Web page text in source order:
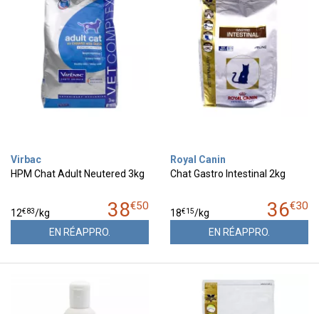
Virbac
HPM Chat Adult Neutered 3kg
38€50
12€83/kg
EN RÉAPPRO.
Royal Canin
Chat Gastro Intestinal 2kg
36€30
18€15/kg
EN RÉAPPRO.